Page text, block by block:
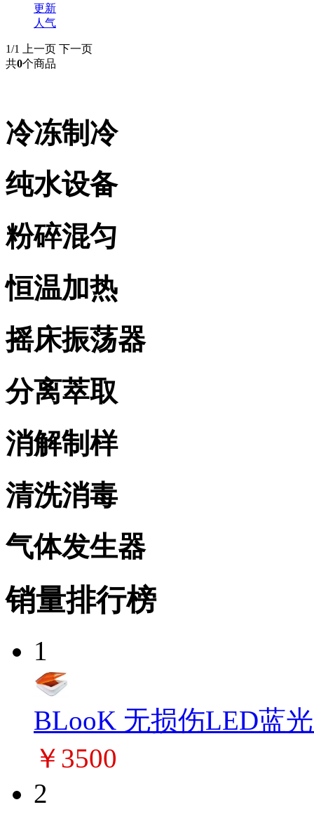
更新
人气
1/1 上一页 下一页
共0个商品
冷冻制冷
纯水设备
粉碎混匀
恒温加热
摇床振荡器
分离萃取
消解制样
清洗消毒
气体发生器
销量排行榜
1
BLooK 无损伤LED蓝
￥3500
2